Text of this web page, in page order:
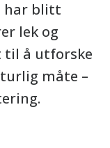
har blitt
lek og
til å utforske
måte –